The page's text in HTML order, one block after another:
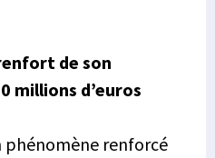
de son
millions d’euros
phénomène renforcé